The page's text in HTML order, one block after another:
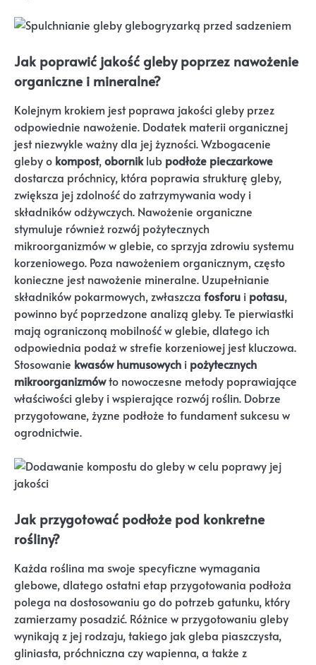
Jak poprawić jakość gleby poprzez nawożenie
organiczne i mineralne?
Kolejnym krokiem jest poprawa jakości gleby przez
odpowiednie nawożenie. Dodatek materii organicznej
jest niezwykle ważny dla jej żyzności. Wzbogacenie
gleby o kompost,oborniklub podłoże pieczarkowe
dostarcza próchnicy, która poprawia strukturę gleby,
zwiększa jej zdolność do zatrzymywania wody i
składników odżywczych. Nawożenie organiczne
stymuluje również rozwój pożytecznych
mikroorganizmów w glebie, co sprzyja zdrowiu systemu
korzeniowego. Poza nawożeniem organicznym, często
konieczne jest nawożenie mineralne. Uzupełnianie
składników pokarmowych, zwłaszcza fosforu i potasu,
powinno być poprzedzone analizą gleby. Te pierwiastki
mają ograniczoną mobilność w glebie, dlatego ich
odpowiednia podaż w strefie korzeniowej jest kluczowa.
Stosowanie kwasów humusowych i pożytecznych
mikroorganizmówto nowoczesne metody poprawiające
właściwości gleby i wspierające rozwój roślin. Dobrze
przygotowane, żyzne podłoże to fundament sukcesu w
ogrodnictwie.
Jak przygotować podłoże pod konkretne
rośliny?
Każda roślina ma swoje specyficzne wymagania
glebowe, dlatego ostatni etap przygotowania podłoża
polega na dostosowaniu go do potrzeb gatunku, który
zamierzamy posadzić. Różnice w przygotowaniu gleby
wynikają z jej rodzaju, takiego jak gleba piaszczysta,
gliniasta, próchniczna czy wapienna, a także z